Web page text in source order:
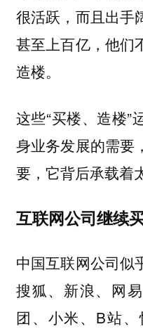
很活跃，而且出手
甚至上百亿，他们
造楼。
这些“买楼、造楼”
身业务发展的需要
要，它背后承载着
互联网公司继续
中国互联网公司似
搜狐、新浪、网
团、小米、B站